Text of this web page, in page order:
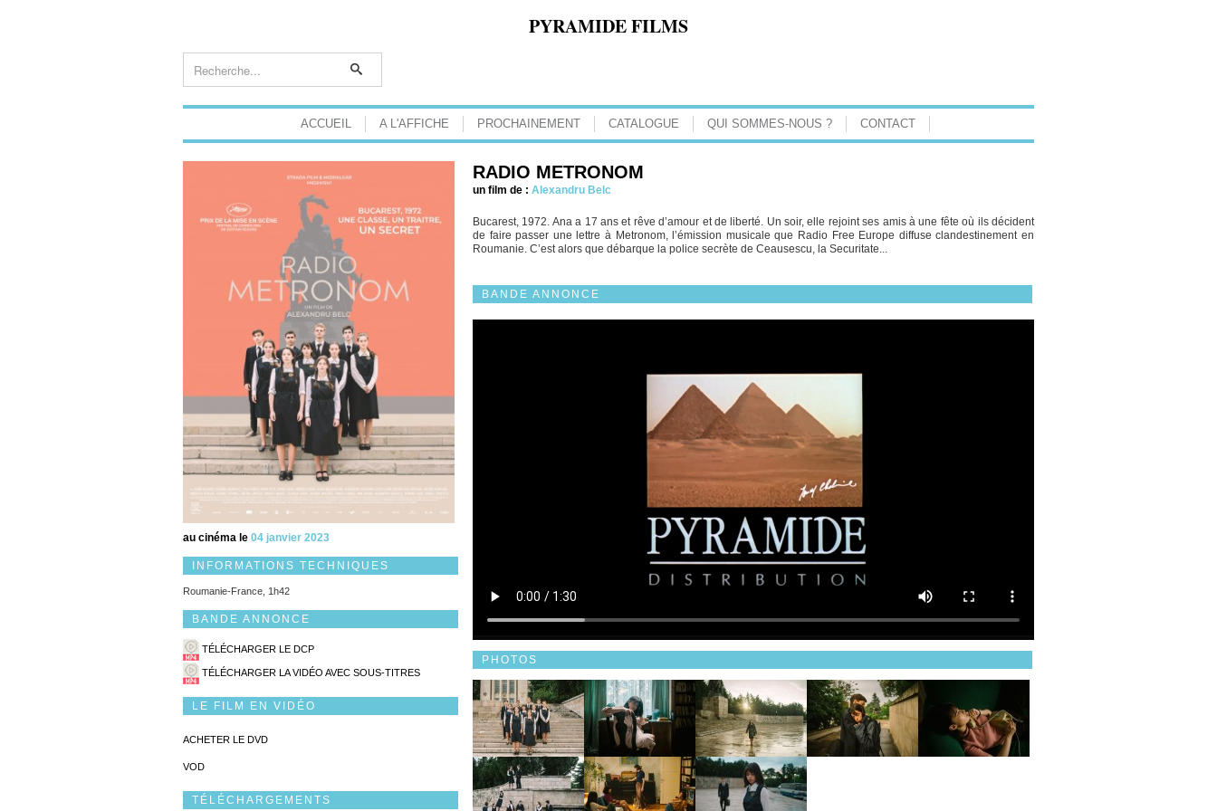
PYRAMIDE FILMS
ACCUEIL A L'AFFICHE PROCHAINEMENT CATALOGUE QUI SOMMES-NOUS ? CONTACT
au cinéma le 04 janvier 2023
INFORMATIONS TECHNIQUES
Roumanie-France, 1h42
BANDE ANNONCE
TÉLÉCHARGER LE DCP
TÉLÉCHARGER LA VIDÉO AVEC SOUS-TITRES
LE FILM EN VIDÉO
ACHETER LE DVD
VOD
TÉLÉCHARGEMENTS
RADIO METRONOM
un film de : Alexandru Belc
Bucarest, 1972. Ana a 17 ans et rêve d’amour et de liberté. Un soir, elle rejoint ses amis à une fête où ils décident
de faire passer une lettre à Metronom, l’émission musicale que Radio Free Europe diffuse clandestinement en
Roumanie. C’est alors que débarque la police secrète de Ceausescu, la Securitate...
BANDE ANNONCE
PHOTOS